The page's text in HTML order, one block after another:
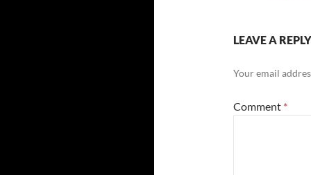
LEAVE A REPLY
Your email
Comment *